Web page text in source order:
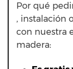
Por qué
, instalación
con nuestra
madera: